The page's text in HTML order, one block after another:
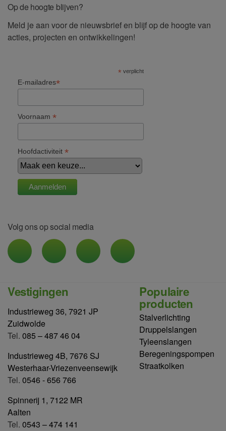
Op de hoogte blijven?
Meld je aan voor de nieuwsbrief en blijf op de hoogte van
acties, projecten en ontwikkelingen!
* verplicht
E-mailadres*
Voornaam *
Hoofdactiviteit *
Volg ons op social media
Vestigingen
Industrieweg 36, 7921 JP
Zuidwolde
Tel. 085 – 487 46 04
Industrieweg 4B, 7676 SJ
Westerhaar-Vriezenveensewijk
Tel. 0546 - 656 766
Spinnerij 1, 7122 MR
Aalten
Tel. 0543 – 474 141
Populaire
producten
Stalverlichting
Druppelslangen
Tyleenslangen
Beregeningspompen
Straatkolken